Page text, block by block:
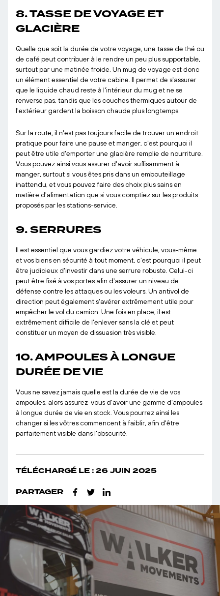
8. TASSE DE VOYAGE ET
GLACIÈRE
Quelle que soit la durée de votre voyage, une tasse de thé ou
de café peut contribuer à le rendre un peu plus supportable,
surtout par une matinée froide. Un mug de voyage est donc
un élément essentiel de votre cabine. Il permet de s'assurer
que le liquide chaud reste à l'intérieur du mug et ne se
renverse pas, tandis que les couches thermiques autour de
l'extérieur gardent la boisson chaude plus longtemps.
Sur la route, il n'est pas toujours facile de trouver un endroit
pratique pour faire une pause et manger, c'est pourquoi il
peut être utile d'emporter une glacière remplie de nourriture.
Vous pouvez ainsi vous assurer d'avoir suffisamment à
manger, surtout si vous êtes pris dans un embouteillage
inattendu, et vous pouvez faire des choix plus sains en
matière d'alimentation que si vous comptiez sur les produits
proposés par les stations-service.
9. SERRURES
Il est essentiel que vous gardiez votre véhicule, vous-même
et vos biens en sécurité à tout moment, c'est pourquoi il peut
être judicieux d'investir dans une serrure robuste. Celui-ci
peut être fixé à vos portes afin d'assurer un niveau de
défense contre les attaques ou les voleurs. Un antivol de
direction peut également s'avérer extrêmement utile pour
empêcher le vol du camion. Une fois en place, il est
extrêmement difficile de l'enlever sans la clé et peut
constituer un moyen de dissuasion très visible.
10. AMPOULES À LONGUE
DURÉE DE VIE
Vous ne savez jamais quelle est la durée de vie de vos
ampoules, alors assurez-vous d'avoir une gamme d'ampoules
à longue durée de vie en stock. Vous pourrez ainsi les
changer si les vôtres commencent à faiblir, afin d'être
parfaitement visible dans l'obscurité.
TÉLÉCHARGÉ LE : 26 JUIN 2025
PARTAGER